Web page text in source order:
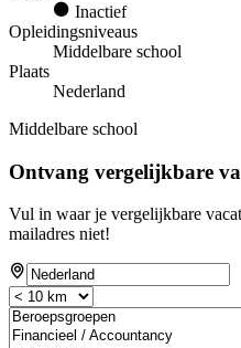
Inactief
Opleidingsniveaus
Middelbare school
Plaats
Nederland
Middelbare school
Ontvang vergelijkbare
Vul in waar je vergelijkbare
mailadres niet!